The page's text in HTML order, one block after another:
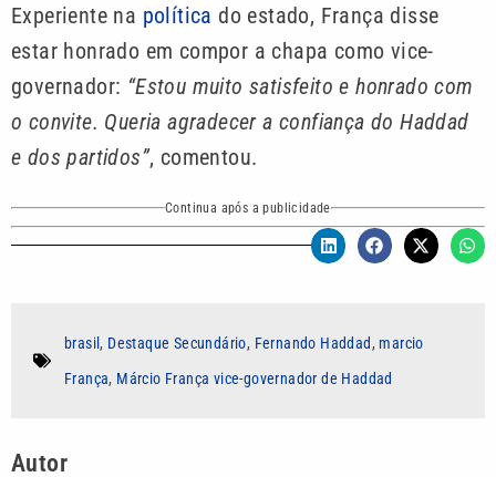
Experiente na política do estado, França disse
estar honrado em compor a chapa como vice-
governador: “Estou muito satisfeito e honrado com
o convite. Queria agradecer a confiança do Haddad
e dos partidos”, comentou.
Continua após a publicidade
brasil , Destaque Secundário, Fernando Haddad , marcio
França, Márcio França vice-governador de Haddad
Autor